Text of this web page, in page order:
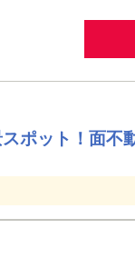
ポット！面不